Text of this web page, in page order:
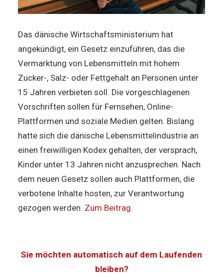
Das dänische Wirtschaftsministerium hat
angekündigt, ein Gesetz einzuführen, das die
Vermarktung von Lebensmitteln mit hohem
Zucker-, Salz- oder Fettgehalt an Personen unter
15 Jahren verbieten soll. Die vorgeschlagenen
Vorschriften sollen für Fernsehen, Online-
Plattformen und soziale Medien gelten. Bislang
hatte sich die dänische Lebensmittelindustrie an
einen freiwilligen Kodex gehalten, der versprach,
Kinder unter 13 Jahren nicht anzusprechen. Nach
dem neuen Gesetz sollen auch Plattformen, die
verbotene Inhalte hosten, zur Verantwortung
gezogen werden. Zum Beitrag.
Sie möchten automatisch auf dem Laufenden
bleiben?